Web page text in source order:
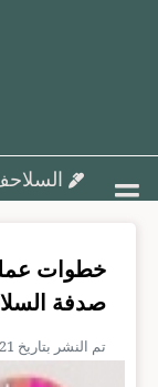
السلاحف
تزاوج وتفريخ
السلاحف
خطوات
صدفة
تم النشر بتاريخ 2021-12-07 23:12:04